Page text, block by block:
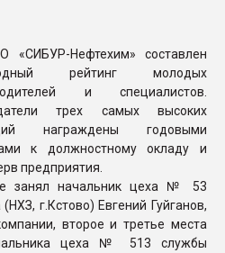
ПЕРЕЙТИ НА
«СИБУР-Нефтехим» составлен
рейтинг молодых
и специалистов.
трех самых высоких
награждены годовыми
к должностному окладу и
предприятия.
занял начальник цеха № 53
г.Кстово) Евгений Гуйганов,
второе и третье места
цеха № 513 службы